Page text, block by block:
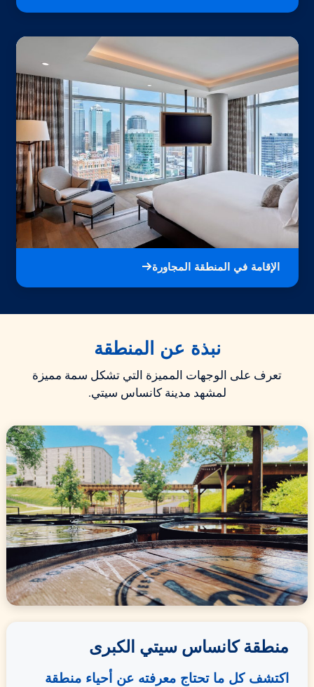
الإقامة في المنطقة المجاورة
نبذة عن المنطقة
تعرف على الوجهات المميزة التي تشكل سمة مميزة
لمشهد مدينة كانساس سيتي.
منطقة كانساس سيتي الكبرى
اكتشف كل ما تحتاج معرفته عن أحياء منطقة